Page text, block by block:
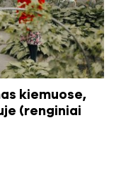
kiemuose,
(renginiai